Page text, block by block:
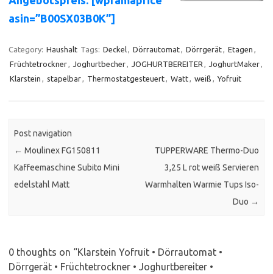
asin=”B00SX03B0K”]
Category: Haushalt Tags: Deckel, Dörrautomat, Dörrgerät, Etagen ,
Früchtetrockner, Joghurtbecher, JOGHURTBEREITER , JoghurtMaker,
Klarstein , stapelbar, Thermostatgesteuert, Watt, weiß , Yofruit
Post navigation
← Moulinex FG150811
Kaffeemaschine Subito Mini
edelstahl Matt
TUPPERWARE Thermo-Duo
3,25 L rot weiß Servieren
Warmhalten Warmie Tups Iso-
Duo →
0 thoughts on “Klarstein Yofruit • Dörrautomat •
Dörrgerät • Früchtetrockner • Joghurtbereiter •